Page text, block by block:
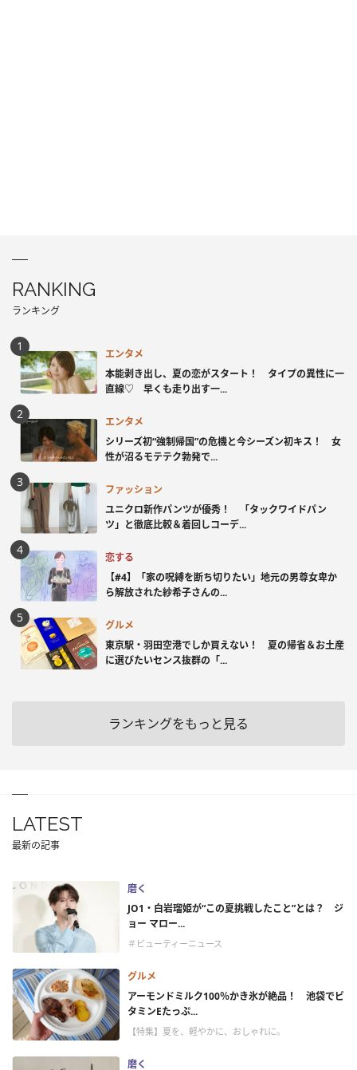
RANKING
ランキング
エンタメ
本能剥き出し、夏の恋がスタート！ タイプの異性に一
直線♡ 早くも走り出す一...
エンタメ
シリーズ初“強制帰国”の危機と今シーズン初キス！ 女
性が沼るモテテク勃発で...
ファッション
ユニクロ新作パンツが優秀！ 「タックワイドパン
ツ」と徹底比較＆着回しコーデ...
恋する
【#4】「家の呪縛を断ち切りたい」地元の男尊女卑か
ら解放された紗希子さんの...
グルメ
東京駅・羽田空港でしか買えない！ 夏の帰省＆お土産
に選びたいセンス抜群の「...
ランキングをもっと見る
LATEST
最新の記事
磨く
JO1・白岩瑠姫が“この夏挑戦したこと”とは？ ジ
ョー マロー...
＃ビューティーニュース
グルメ
アーモンドミルク100％かき氷が絶品！ 池袋でビ
タミンEたっぷ...
【特集】夏を、軽やかに、おしゃれに。
磨く